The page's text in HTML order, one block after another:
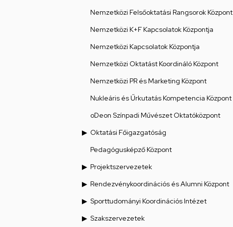
Nemzetközi Felsőoktatási Rangsorok Központ
Nemzetközi K+F Kapcsolatok Központja
Nemzetközi Kapcsolatok Központja
Nemzetközi Oktatást Koordináló Központ
Nemzetközi PR és Marketing Központ
Nukleáris és Űrkutatás Kompetencia Központ
oDeon Színpadi Művészet Oktatóközpont
Oktatási Főigazgatóság
Pedagógusképző Központ
Projektszervezetek
Rendezvénykoordinációs és Alumni Központ
Sporttudományi Koordinációs Intézet
Szakszervezetek